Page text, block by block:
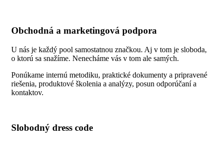
Obchodná a marketingová podpora
U nás je každý pool samostatnou značkou. Aj v tom je sloboda,
o ktorú sa snažíme. Nenecháme vás v tom ale samých.
Ponúkame internú metodiku, praktické dokumenty a pripravené
riešenia, produktové školenia a analýzy, posun odporúčaní a
kontaktov.
Slobodný dress code